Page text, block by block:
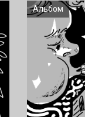
Альбом